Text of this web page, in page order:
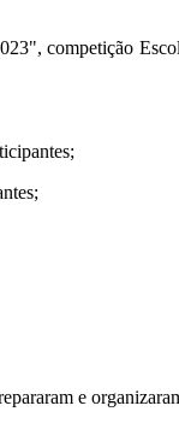
competição
e